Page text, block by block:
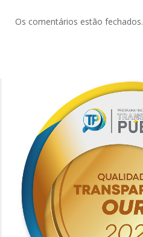
Os comentários estão fechados.